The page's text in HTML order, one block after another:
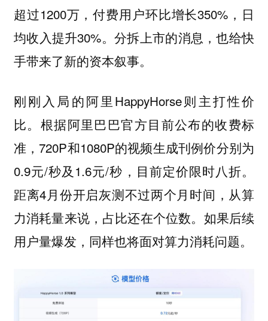
超过1200万，付费用户环比增长350%，日
均收入提升30%。分拆上市的消息，也给快
手带来了新的资本叙事。
刚刚入局的阿里HappyHorse则主打性价
比。根据阿里巴巴官方目前公布的收费标
准，720P和1080P的视频生成刊例价分别为
0.9元/秒及1.6元/秒，目前定价限时八折。
距离4月份开启灰测不过两个月时间，从算
力消耗量来说，占比还在个位数。如果后续
用户量爆发，同样也将面对算力消耗问题。